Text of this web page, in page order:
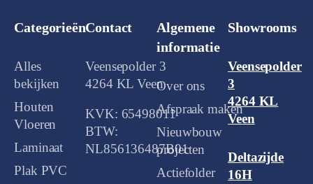
Categorieën
Alles
bekijken
Houten
Vloeren
Laminaat
Plak PVC
Contact
Veensepolder 3
4264 KL Veen
KVK: 65498011
BTW:
NL856136487B01
Algemene
informatie
Over ons
Afspraak maken
Nieuwbouw
projecten
Actiefolder
Showrooms
Veensepolder
3
4264 KL
Veen
Deltazijde
16H